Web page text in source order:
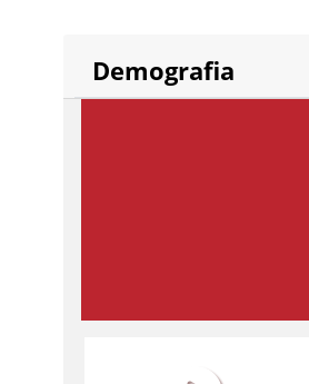
Demografia